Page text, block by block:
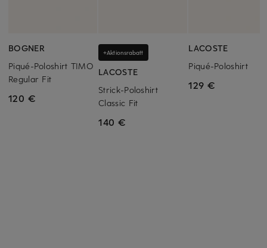
BOGNER
Piqué-Poloshirt TIMO
Regular Fit
120 €
+Aktionsrabatt
LACOSTE
Strick-Poloshirt
Classic Fit
140 €
LACOSTE
Piqué-Poloshirt
129 €